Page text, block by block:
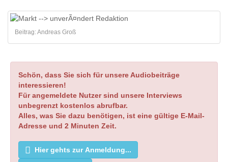
Beitrag: Andreas Groß
Schön, dass Sie sich für unsere Audiobeiträge
interessieren!
Für angemeldete Nutzer sind unsere Interviews
unbegrenzt kostenlos abrufbar.
Alles, was Sie dazu benötigen, ist eine gültige E-Mail-
Adresse und 2 Minuten Zeit.
Hier gehts zur Anmeldung...